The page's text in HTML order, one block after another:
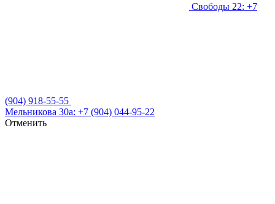
Свободы 22: +7
(904) 918-55-55
Мельникова 30а: +7 (904) 044-95-22
Отменить